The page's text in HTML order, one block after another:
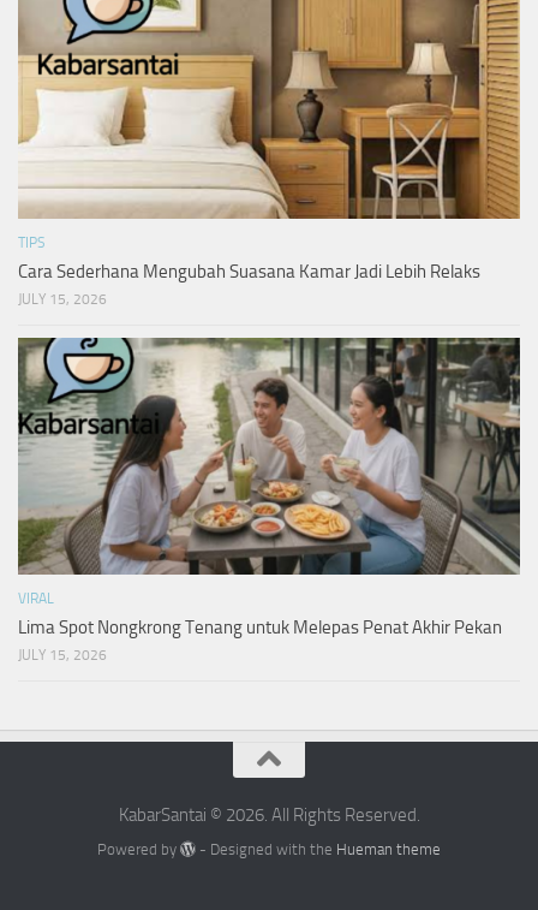
TIPS
Cara Sederhana Mengubah Suasana Kamar Jadi Lebih Relaks
JULY 15, 2026
VIRAL
Lima Spot Nongkrong Tenang untuk Melepas Penat Akhir Pekan
JULY 15, 2026
KabarSantai © 2026. All Rights Reserved.
Powered by - Designed with the Hueman theme